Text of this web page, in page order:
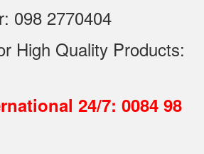
098 2770404
High Quality Products:
24/7: 0084 98